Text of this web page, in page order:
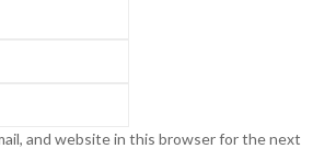
and website in this browser for the next